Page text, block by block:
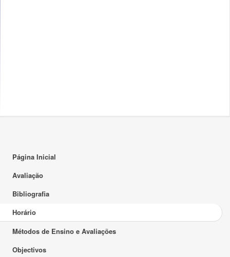
Página Inicial
Avaliação
Bibliografia
Horário
Métodos de Ensino e Avaliações
Objectivos